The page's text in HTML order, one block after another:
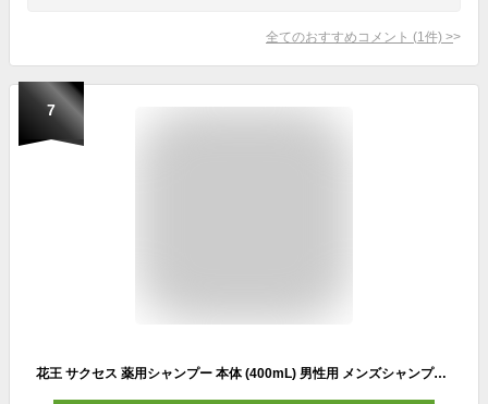
全てのおすすめコメント (1 件) >
7
花王 サクセス 薬用シャンプー 本体 (400mL) 男性用 メンズシャンプー 【医薬部外品】